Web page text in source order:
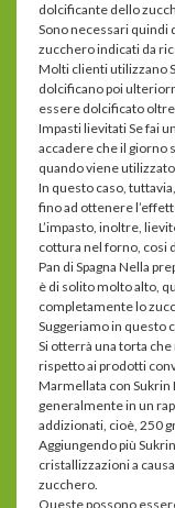
dolcificante dello
Sono necessari quindi
zucchero indicati da
Molti clienti utilizzano
dolcificano poi
essere dolcificato
Impasti lievitati Se fai
accadere che il giorno
quando viene
In questo caso,
fino ad ottenere
L’impasto, inoltre,
cottura nel forno, cosi
Pan di Spagna Nella
è di solito molto alto,
completamente lo
Suggeriamo in questo
Si otterrà una torta
rispetto ai prodotti
Marmellata con Sukrin
generalmente in un
addizionati, cioè, 250
Aggiungendo più
cristallizzazioni a
zucchero.
Queste possono